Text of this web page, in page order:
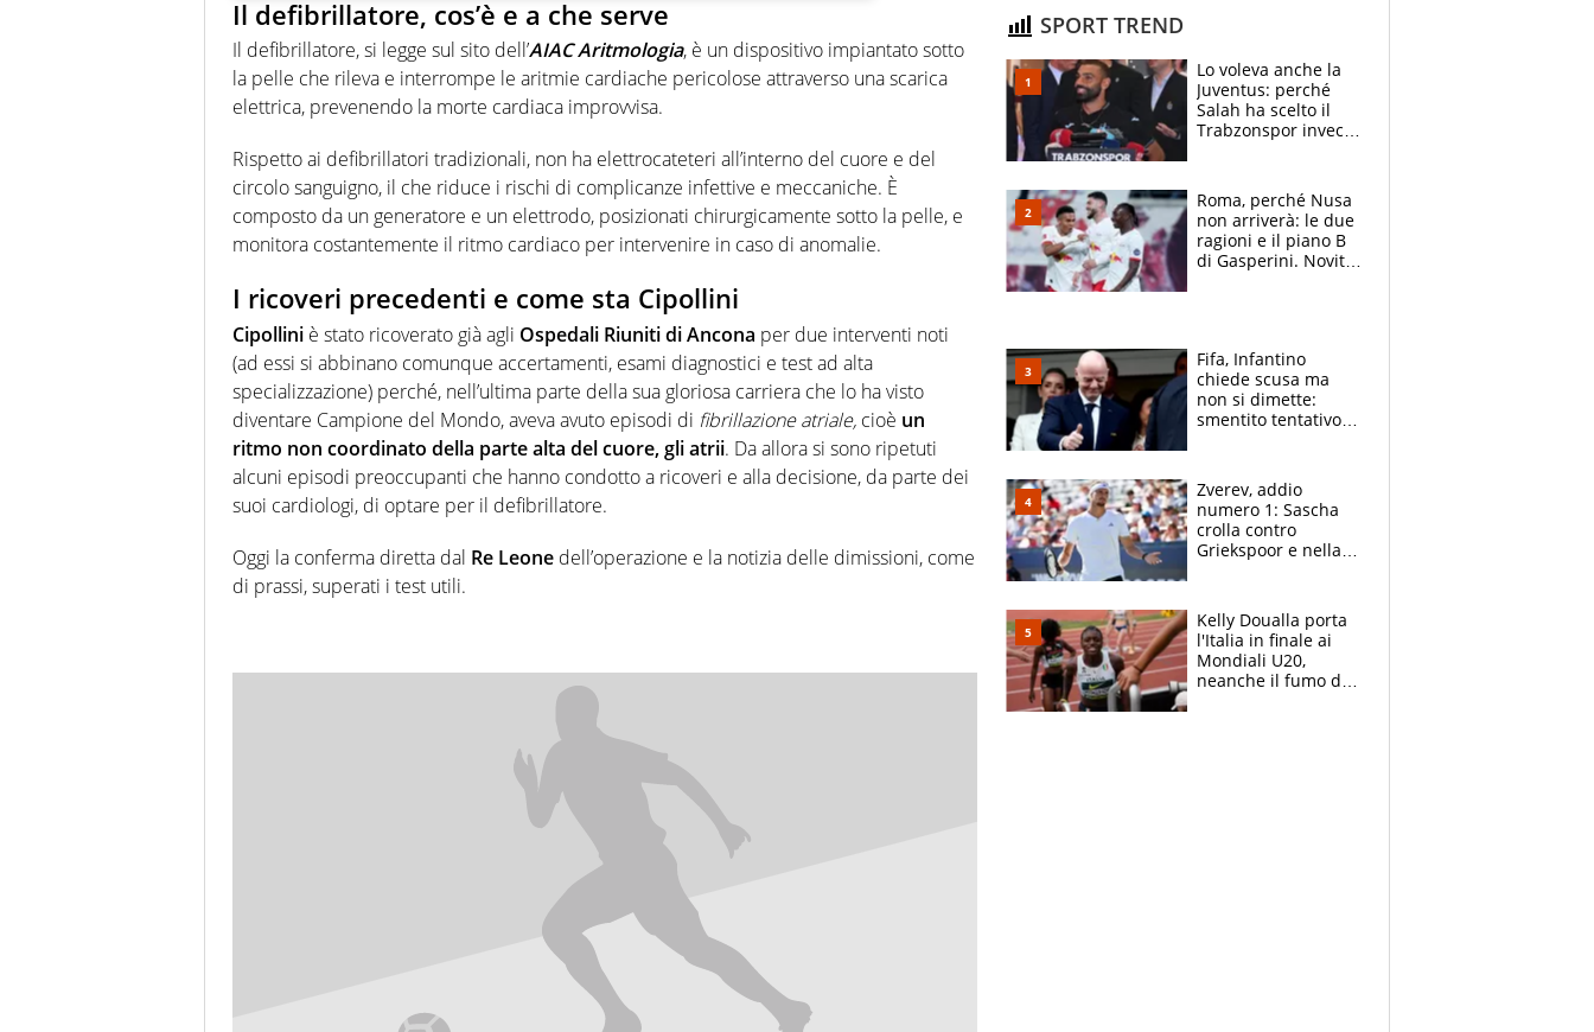
Il defibrillatore, cos’è e a che serve
Il defibrillatore, si legge sul sito dell’AIAC Aritmologia, è un dispositivo impiantato sotto
la pelle che rileva e interrompe le aritmie cardiache pericolose attraverso una scarica
elettrica, prevenendo la morte cardiaca improvvisa.
Rispetto ai defibrillatori tradizionali, non ha elettrocateteri all’interno del cuore e del
circolo sanguigno, il che riduce i rischi di complicanze infettive e meccaniche. È
composto da un generatore e un elettrodo, posizionati chirurgicamente sotto la pelle, e
monitora costantemente il ritmo cardiaco per intervenire in caso di anomalie.
I ricoveri precedenti e come sta Cipollini
Cipollini è stato ricoverato già agli Ospedali Riuniti di Ancona per due interventi noti
(ad essi si abbinano comunque accertamenti, esami diagnostici e test ad alta
specializzazione) perché, nell’ultima parte della sua gloriosa carriera che lo ha visto
diventare Campione del Mondo, aveva avuto episodi di fibrillazione atriale, cioè un
ritmo non coordinato della parte alta del cuore, gli atrii. Da allora si sono ripetuti
alcuni episodi preoccupanti che hanno condotto a ricoveri e alla decisione, da parte dei
suoi cardiologi, di optare per il defibrillatore.
Oggi la conferma diretta dal Re Leone dell’operazione e la notizia delle dimissioni, come
di prassi, superati i test utili.
SPORT TREND
Lo voleva anche la
Juventus: perché
Salah ha scelto il
Trabzonspor invece
Roma, perché Nusa
non arriverà: le due
ragioni e il piano B
di Gasperini. Novità
Fifa, Infantino
chiede scusa ma
non si dimette:
smentito tentativo di
Zverev, addio
numero 1: Sascha
crolla contro
Griekspoor e nella
terzo. Quanti malori
a Montreal
Kelly Doualla porta
l'Italia in finale ai
Mondiali U20,
neanche il fumo di